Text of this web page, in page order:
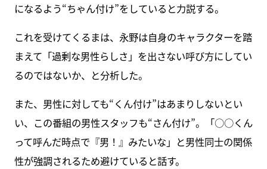
になるよう“ちゃん付け”をしていると力説する。
これを受けてくるまは、永野は自身のキャラクターを踏
まえて「過剰な男性らしさ」を出さない呼び方にしてい
るのではないか、と分析した。
また、男性に対しても“くん付け”はあまりしないとい
い、この番組の男性スタッフも“さん付け”。「○○くん
って呼んだ時点で『男！』みたいな」と男性同士の関係
性が強調されるため避けていると話す。